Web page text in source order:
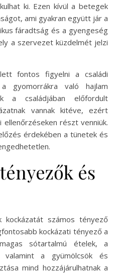
ki. Ezen kívül a betegek
ami gyakran együtt jár a
fáradtság és a gyengeség
a szervezet küzdelmét jelzi
fontos figyelni a családi
gyomorrákra való hajlam
a családjában előfordult
vannak kitéve, ezért
részt venniük.
érdekében a tünetek és
és
kockázatát számos tényező
kockázati tényező a
sótartalmú ételek, a
valamint a gyümölcsök és
mind hozzájárulhatnak a